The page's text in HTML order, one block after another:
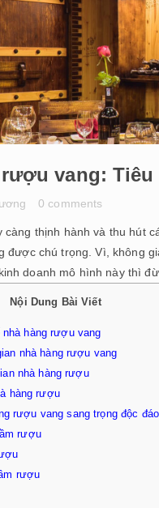
vang:
0 comments
càng thịnh hành và thu hút
được chú trọng. Vì, không
doanh mô hình này thì
Nội Dung Bài Viết
hàng rượu vang
nhà hàng rượu vang
nhà hàng rượu
hàng rượu
rượu vang sang trọng độc đáo
rượu
rượu